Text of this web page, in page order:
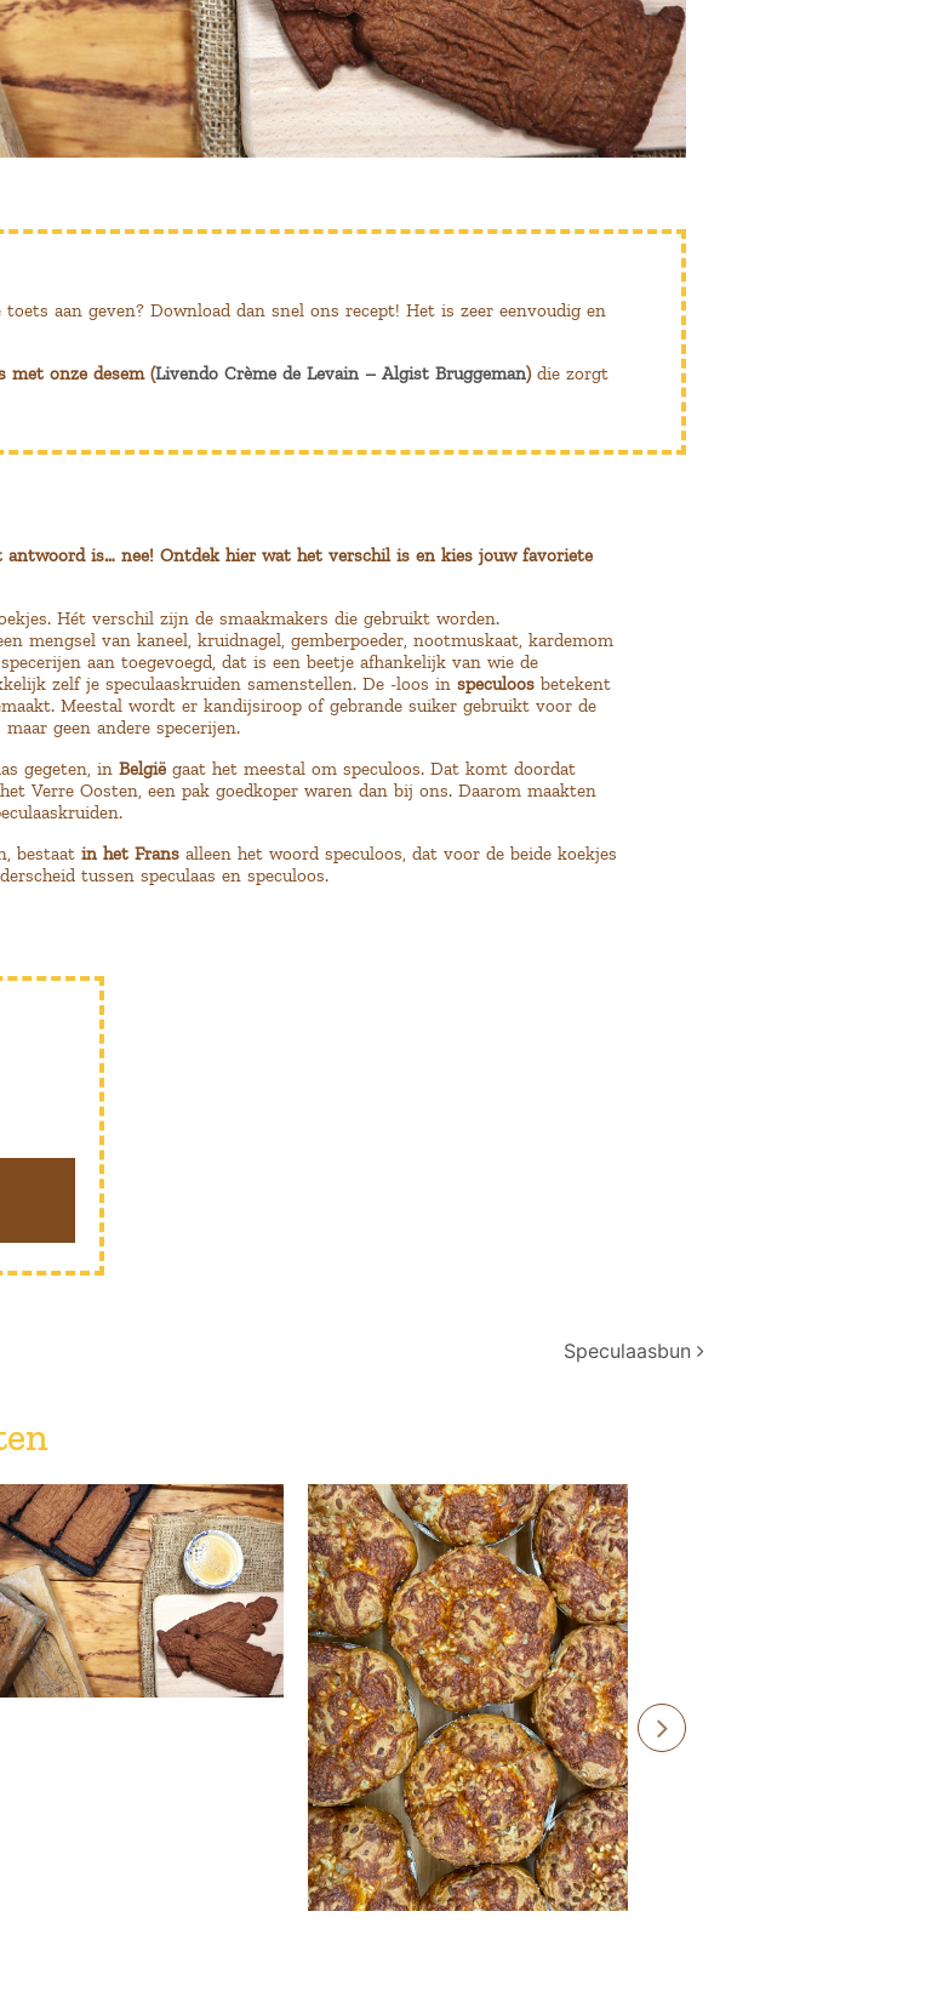
aan geven? Download dan snel ons recept! Het is zeer eenvoudig en
met onze desem (Livendo Crème de Levain – Algist Bruggeman) die zorgt
antwoord is… nee! Ontdek hier wat het verschil is en kies jouw favoriete
Hét verschil zijn de smaakmakers die gebruikt worden.
mengsel van kaneel, kruidnagel, gemberpoeder, nootmuskaat, kardemom
aan toegevoegd, dat is een beetje afhankelijk van wie de
zelf je speculaaskruiden samenstellen. De -loos in speculoos betekent
Meestal wordt er kandijsiroop of gebrande suiker gebruikt voor de
geen andere specerijen.
gegeten, in België gaat het meestal om speculoos. Dat komt doordat
Verre Oosten, een pak goedkoper waren dan bij ons. Daarom maakten
bestaat in het Frans alleen het woord speculoos, dat voor de beide koekjes
tussen speculaas en speculoos.
Speculaasbun